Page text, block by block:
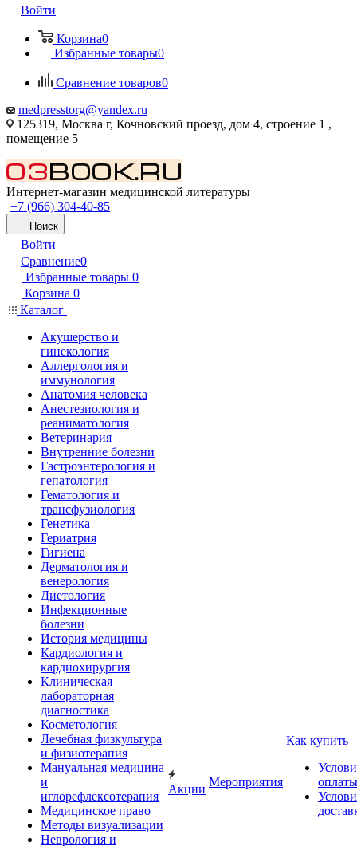
Войти
Корзина0
Избранные товары0
Сравнение товаров0
medpresstorg@yandex.ru
125319, Москва г, Кочновский проезд, дом 4, строение 1 ,
помещение 5
Интернет-магазин медицинской литературы
+7 (966) 304-40-85
Поиск
Войти
Сравнение0
Избранные товары 0
Корзина 0
Каталог
Акушерство и
гинекология
Аллергология и
иммунология
Анатомия человека
Анестезиология и
реаниматология
Ветеринария
Внутренние болезни
Гастроэнтерология и
гепатология
Гематология и
трансфузиология
Генетика
Гериатрия
Гигиена
Дерматология и
венерология
Диетология
Инфекционные
болезни
История медицины
Кардиология и
кардиохирургия
Клиническая
лабораторная
диагностика
Косметология
Лечебная физкультура
и физиотерапия
Мануальная медицина
и
иглорефлексотерапия
Медицинское право
Методы визуализации
Неврология и
Акции
Мероприятия
Как купить
оплаты